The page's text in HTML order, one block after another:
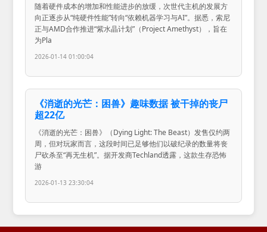
随着硬件成本的增加和性能进步的放缓，次世代主机的发展方
向正逐步从“纯硬件性能”转向“依赖机器学习与AI”。据悉，索尼
正与AMD合作推进“紫水晶计划”（Project Amethyst），旨在
为Pla
2026-01-14 01:00:04
《消逝的光芒：困兽》趣味数据 被干掉的丧尸
超22亿
《消逝的光芒：困兽》（Dying Light: The Beast）发售仅约两
周，但对玩家而言，这段时间已足够他们以破纪录的数量将丧
尸砍杀至“再无生机”。据开发商Techland透露，这款生存恐怖
游
2026-01-13 23:30:04